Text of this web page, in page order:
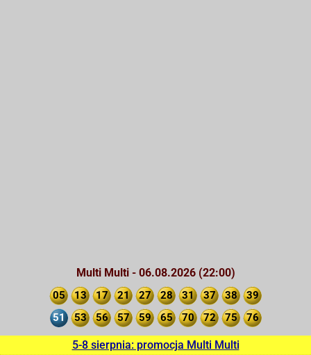
Multi Multi - 06.08.2026 (22:00)
05 13 17 21 27 28 31 37 38
39
51
53 56 57 59 65 70 72 75 76
5-8 sierpnia: promocja Multi Multi